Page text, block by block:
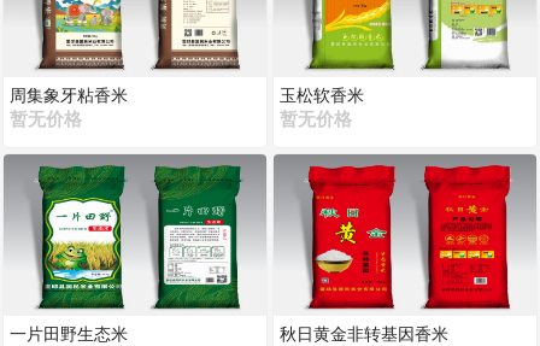
周集象牙粘香米
暂无价格
一片田野生态米
玉松软香米
暂无价格
秋日黄金非转基因香米